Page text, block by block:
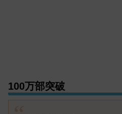
100万部突破